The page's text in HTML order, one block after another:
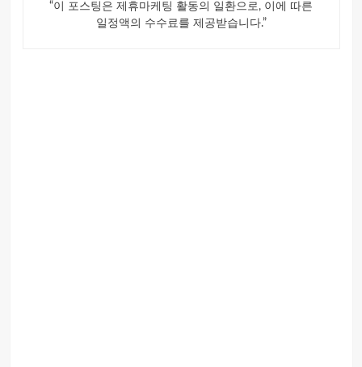
“이 포스팅은 제휴마케팅 활동의 일환으로, 이에 따른
일정액의 수수료를 제공받습니다.”